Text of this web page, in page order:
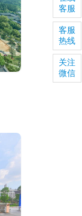
客服
客服
热线
关注
微信